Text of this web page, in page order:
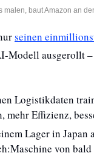
baut Amazon an
seinen
Modell ausgerollt –
Logistikdaten
mehr Effizienz,
Lager in Japan
von bald